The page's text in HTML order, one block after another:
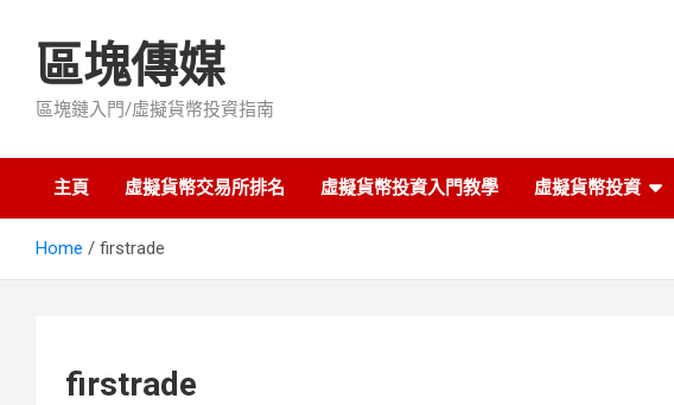
content區塊傳媒
區塊鏈入門/虛擬貨幣投資指南
主頁 虛擬貨幣交易所排名 虛擬貨幣投資入門教學 虛擬貨幣投資
Home firstrade
firstrade